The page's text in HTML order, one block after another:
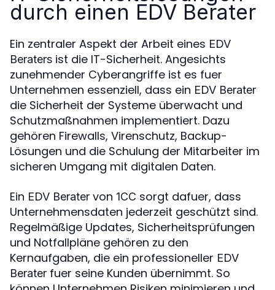
durch einen EDV Berater
Ein zentraler Aspekt der Arbeit eines EDV
Beraters ist die IT-Sicherheit. Angesichts
zunehmender Cyberangriffe ist es fuer
Unternehmen essenziell, dass ein EDV Berater
die Sicherheit der Systeme überwacht und
Schutzmaßnahmen implementiert. Dazu
gehören Firewalls, Virenschutz, Backup-
Lösungen und die Schulung der Mitarbeiter im
sicheren Umgang mit digitalen Daten.
Ein EDV Berater von 1CC sorgt dafuer, dass
Unternehmensdaten jederzeit geschützt sind.
Regelmäßige Updates, Sicherheitsprüfungen
und Notfallpläne gehören zu den
Kernaufgaben, die ein professioneller EDV
Berater fuer seine Kunden übernimmt. So